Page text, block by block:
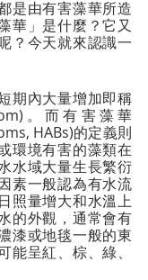
是由有害藻華所造
華」是什麼？它又
？今天就來認識一
期內大量增加即稱
。而有害藻華
HABs)的定義則
環境有害的藻類在
水域大量生長繁衍
素一般認為有水流
照量增大和水溫上
的外觀，通常會有
漆或地毯一般的東
能呈紅、棕、綠、